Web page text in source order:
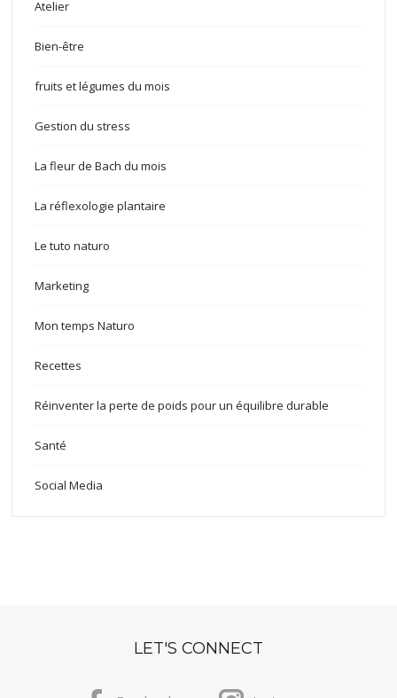
Atelier
Bien-être
fruits et légumes du mois
Gestion du stress
La fleur de Bach du mois
La réflexologie plantaire
Le tuto naturo
Marketing
Mon temps Naturo
Recettes
Réinventer la perte de poids pour un équilibre durable
Santé
Social Media
LET'S CONNECT